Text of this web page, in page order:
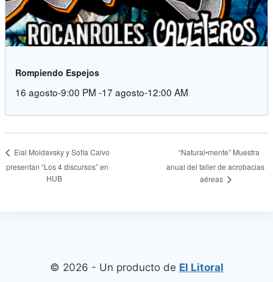
Rompiendo Espejos
16 agosto-9:00 PM -17 agosto-12:00 AM
Eial Moldavsky y Sofía Calvo
presentan “Los 4 discursos” en
HUB
“Natural•mente” Muestra
anual del taller de acrobacias
aéreas
© 2026 - Un producto de El Litoral